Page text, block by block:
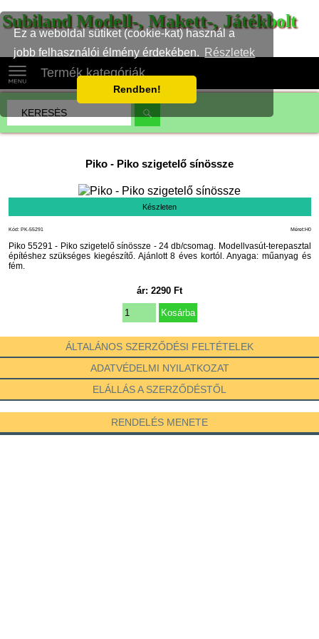
Ez a weboldal sütiket (cookie-kat) használ a
jobb felhasználói élmény érdekében.
Részletek
Rendben!
Subiland Modell-, Makett-, Játékbolt
Termék kategóriák
Piko - Piko szigetelő sínössze
Készleten
Méret:H0
Kód: PK-55291
Piko 55291 - Piko szigetelő sínössze - 24 db/csomag. Modellvasút-terepasztal
építéshez szükséges kiegészítő. Ajánlott 8 éves kortól. Anyaga: műanyag és
fém.
ár: 2290 Ft
ÁLTALÁNOS SZERZŐDÉSI FELTÉTELEK
ADATVÉDELMI NYILATKOZAT
ELÁLLÁS A SZERZŐDÉSTŐL
RENDELÉS MENETE